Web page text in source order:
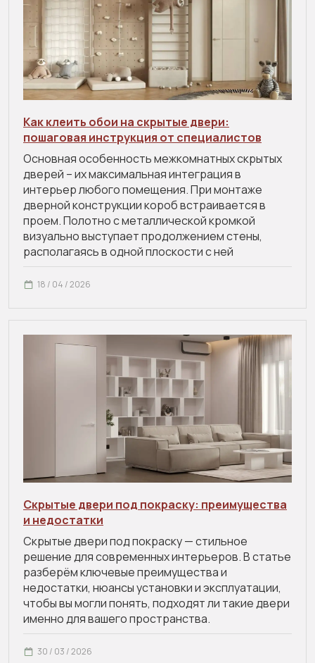
Как клеить обои на скрытые двери:
пошаговая инструкция от специалистов
Основная особенность межкомнатных скрытых
дверей – их максимальная интеграция в
интерьер любого помещения. При монтаже
дверной конструкции короб встраивается в
проем. Полотно с металлической кромкой
визуально выступает продолжением стены,
располагаясь в одной плоскости с ней
18 / 04 / 2026
Скрытые двери под покраску: преимущества
и недостатки
Скрытые двери под покраску — стильное
решение для современных интерьеров. В статье
разберём ключевые преимущества и
недостатки, нюансы установки и эксплуатации,
чтобы вы могли понять, подходят ли такие двери
именно для вашего пространства.
30 / 03 / 2026